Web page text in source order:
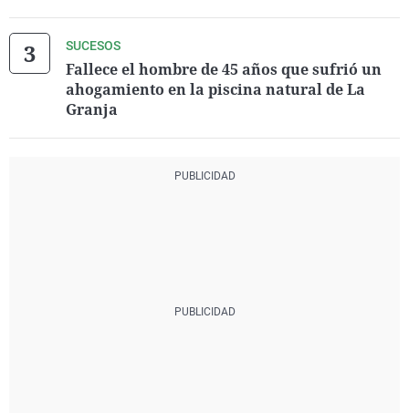
SUCESOS
Fallece el hombre de 45 años que sufrió un
ahogamiento en la piscina natural de La
Granja